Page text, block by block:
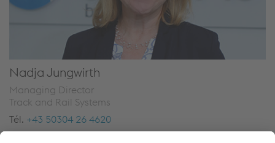
Nadja Jungwirth
Managing Director
Track and Rail Systems
Tél. +43 50304 26 4620